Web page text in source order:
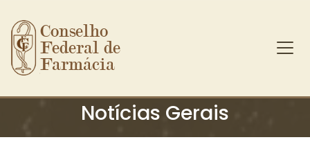
Ir para o conteúdo principal
Conselho
Federal de
Farmácia
Notícias Gerais